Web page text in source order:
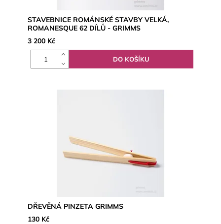
STAVEBNICE ROMÁNSKÉ STAVBY VELKÁ,
ROMANESQUE 62 DÍLŮ - GRIMMS
3 200 Kč
DŘEVĚNÁ PINZETA GRIMMS
130 Kč